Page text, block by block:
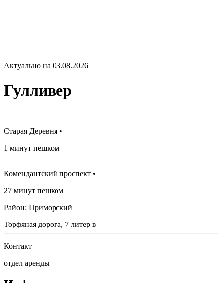
Актуально на 03.08.2026
Гулливер
Старая Деревня •
1 минут пешком
Комендантский проспект •
27 минут пешком
Район: Приморский
Торфяная дорога, 7 литер в
Контакт
отдел аренды